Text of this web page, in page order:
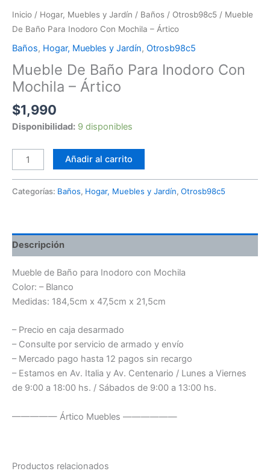
Inicio / Hogar, Muebles y Jardín / Baños / Otrosb98c5 / Mueble
De Baño Para Inodoro Con Mochila – Ártico
Baños, Hogar, Muebles y Jardín, Otrosb98c5
Mueble De Baño Para Inodoro Con
Mochila – Ártico
$1,990
Disponibilidad: 9 disponibles
Añadir al carrito
Categorías: Baños, Hogar, Muebles y Jardín, Otrosb98c5
Descripción
Mueble de Baño para Inodoro con Mochila
Color: – Blanco
Medidas: 184,5cm x 47,5cm x 21,5cm
– Precio en caja desarmado
– Consulte por servicio de armado y envío
– Mercado pago hasta 12 pagos sin recargo
– Estamos en Av. Italia y Av. Centenario / Lunes a Viernes
de 9:00 a 18:00 hs. / Sábados de 9:00 a 13:00 hs.
————— Ártico Muebles ——————
Productos relacionados